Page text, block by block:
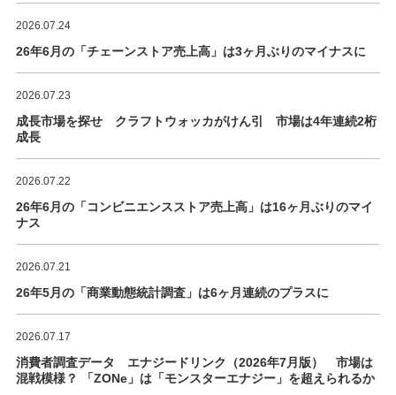
2026.07.24
26年6月の「チェーンストア売上高」は3ヶ月ぶりのマイナスに
2026.07.23
成長市場を探せ クラフトウォッカがけん引 市場は4年連続2桁
成長
2026.07.22
26年6月の「コンビニエンスストア売上高」は16ヶ月ぶりのマイ
ナス
2026.07.21
26年5月の「商業動態統計調査」は6ヶ月連続のプラスに
2026.07.17
消費者調査データ エナジードリンク（2026年7月版） 市場は
混戦模様？ 「ZONe」は「モンスターエナジー」を超えられるか